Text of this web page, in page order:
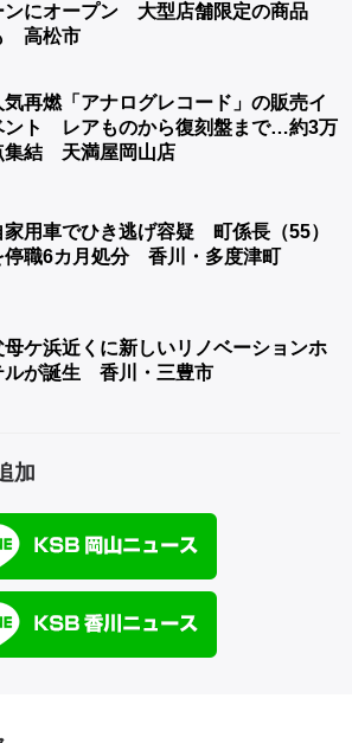
ンにオープン 大型店舗限定の商品
高松市
気再燃「アナログレコード」の販売イ
ント レアものから復刻盤まで…約3万
集結 天満屋岡山店
家用車でひき逃げ容疑 町係長（55）
停職6カ月処分 香川・多度津町
母ケ浜近くに新しいリノベーションホ
ルが誕生 香川・三豊市
加